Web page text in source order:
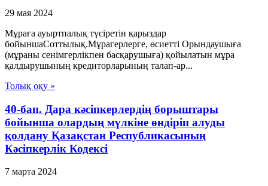
29 мая 2024
Мұраға ауыртпалық түсіретін қарыздар
бойыншаСоттылық.Мұрагерлерге, өсиетті Орындаушыға
(мұраны сенімгерлікпен басқарушыға) қойылатын мұра
қалдырушының кредиторларының талап-ар...
Толық оқу »
40-бап. Дара кәсіпкерлердің борыштары
бойынша олардың мүлкіне өндіріп алуды
қолдану Қазақстан Республикасының
Кәсіпкерлік Кодексі
7 марта 2024